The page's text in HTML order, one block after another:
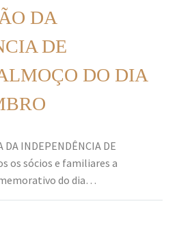
DA
DE
DO DIA
DA INDEPENDÊNCIA DE
os sócios e familiares a
do dia…